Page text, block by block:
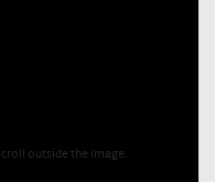
outside the image.